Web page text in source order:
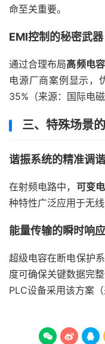
命至关重要。
EMI控制的秘密武器
通过合理布局高频电容
电源厂商案例显示，
35%（来源：国际电
三、特殊场景
谐振系统的精准调谐
在射频电路中， 可变
种特性广泛应用于无
能量传输的瞬时响应
超级电容在断电保护
度可确保关键数据完
PLC设备采用该方案
  